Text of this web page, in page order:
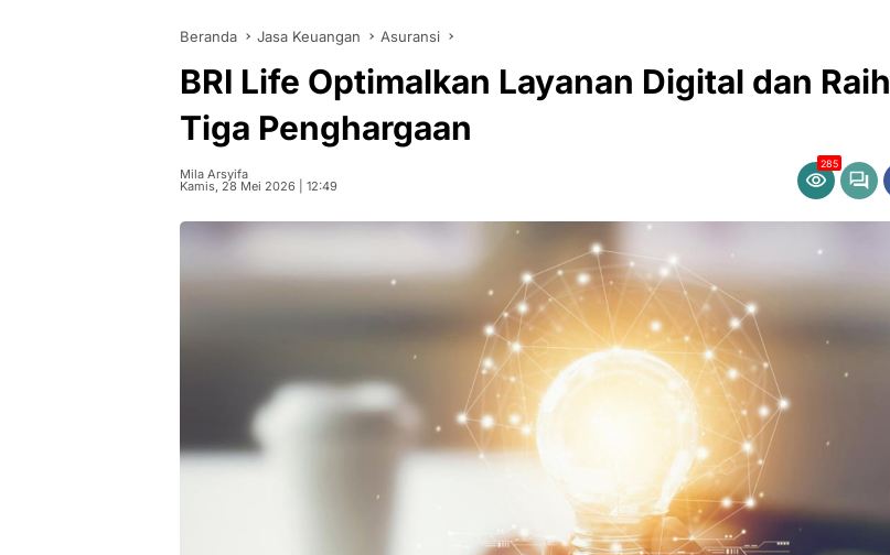
Beranda Jasa Keuangan Asuransi
BRI Life Optimalkan Layanan Digital dan Raih
Tiga Penghargaan
Mila Arsyifa
Kamis, 28 Mei 2026 | 12:49
285